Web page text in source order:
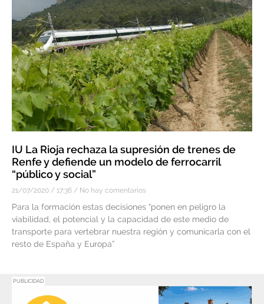
IU La Rioja rechaza la supresión de trenes de
Renfe y defiende un modelo de ferrocarril
“público y social”
21/07/2020 17:36 No hay comentarios
Para la formación estas decisiones “ponen en peligro la
viabilidad, el potencial y la capacidad de este medio de
transporte para vertebrar nuestra región y comunicarla con el
resto de España y Europa”
PUBLICIDAD